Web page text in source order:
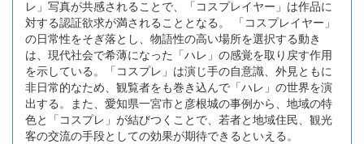
レ」写真が共感されることで、「コスプレイヤー」は作品に
対する認証欲求が満されることとなる。 「コスプレイヤー」
の日常性をそぎ落とし、物語性の高い場所を選択する動き
は、現代社会で希薄になった「ハレ」の感覚を取り戻す作用
を示している。「コスプレ」は演じ手の自意識、外見ともに
非日常的なため、観覧者をも巻き込んで「ハレ」の世界を演
出する。また、愛知県一宮市と彦根城の事例から、地域の特
色と「コスプレ」が結びつくことで、若者と地域住民、観光
客の交流の手段としての効果が期待できるといえる。